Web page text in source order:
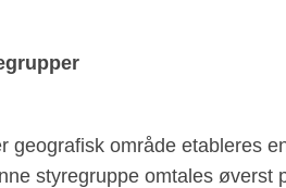
geografisk område etableres
styregruppe omtales øverst